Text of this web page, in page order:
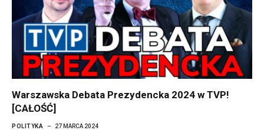
Warszawska Debata Prezydencka 2024 w TVP!
[CAŁOŚĆ]
POLITYKA 27 MARCA 2024